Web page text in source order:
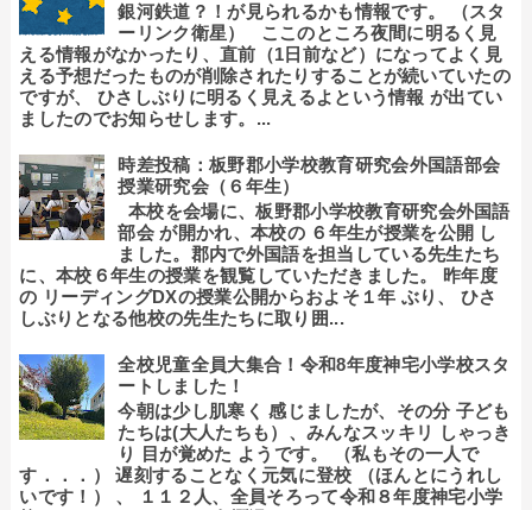
銀河鉄道？！が見られるかも情報です。 （スタ
ーリンク衛星） ここのところ夜間に明るく見
える情報がなかったり、直前（1日前など）になってよく見
える予想だったものが削除されたりすることが続いていたの
ですが、 ひさしぶりに明るく見えるよという情報 が出てい
ましたのでお知らせします。...
時差投稿：板野郡小学校教育研究会外国語部会
授業研究会（６年生）
本校を会場に、板野郡小学校教育研究会外国語
部会 が開かれ、本校の ６年生が授業を公開 し
ました。郡内で外国語を担当している先生たち
に、本校６年生の授業を観覧していただきました。 昨年度
の リーディングDXの授業公開からおよそ１年 ぶり、 ひさ
しぶりとなる他校の先生たちに取り囲...
全校児童全員大集合！令和8年度神宅小学校スタ
ートしました！
今朝は少し肌寒く 感じましたが、その分 子ども
たちは(大人たちも）、みんなスッキリ しゃっき
り 目が覚めた ようです。 （私もその一人で
す．．．） 遅刻することなく元気に登校 （ほんとにうれし
いです！） 、 １１２人、全員そろって令和８年度神宅小学